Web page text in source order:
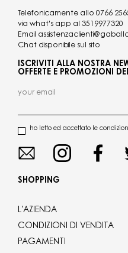
Telefonicamente allo 0766
via what's app al 3519977320
Email
Chat disponibile sul sito
ISCRIVITI ALLA NOSTRA
OFFERTE E PROMOZIONI
ho letto ed accettato le
SHOPPING
L'AZIENDA
CONDIZIONI DI VENDITA
PAGAMENTI